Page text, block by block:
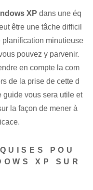
XP dans une éq
être une tâche difficil
planification minutieuse
pouvez y parvenir.
en compte la com
de la prise de cette d
guide vous sera utile et
la façon de mener à
POU
XP SUR